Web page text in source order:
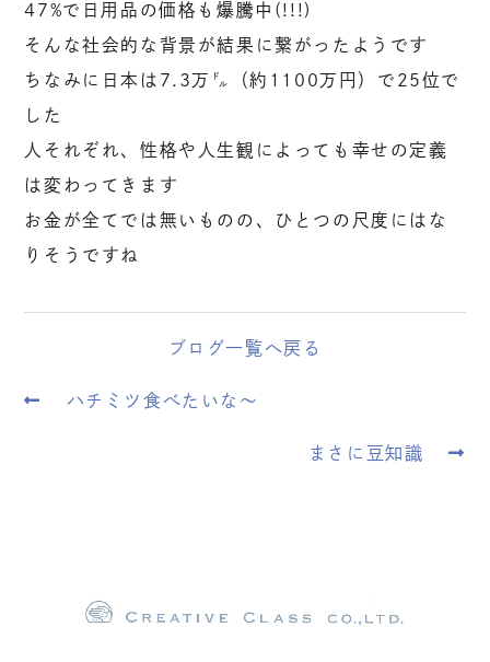
47%で日用品の価格も爆騰中(!!!)
そんな社会的な背景が結果に繋がったようです
ちなみに日本は7.3万㌦（約1100万円）で25位で
した
人それぞれ、性格や人生観によっても幸せの定義
は変わってきます
お金が全てでは無いものの、ひとつの尺度にはな
りそうですね
ブログ一覧へ戻る
ハチミツ食べたいな〜
まさに豆知識